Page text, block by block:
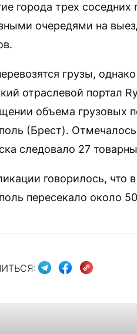
города трех
очередями на
грузы,
отраслевой портал
объема грузовых
(Брест).
следовало 27
говорилось, что
пересекало около